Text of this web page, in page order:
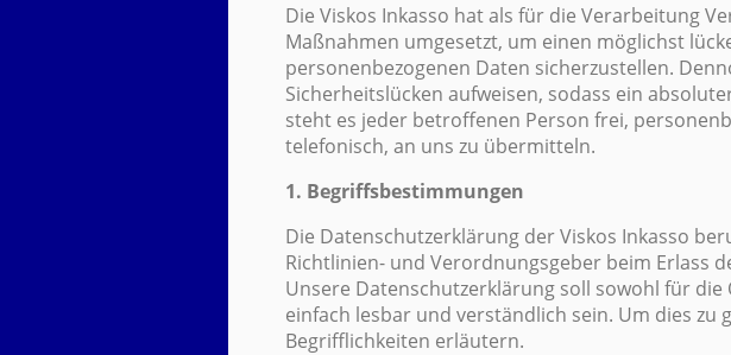
Die Viskos Inkasso hat als für die Verarbeitung
Maßnahmen umgesetzt, um einen möglichst
personenbezogenen Daten sicherzustellen.
Sicherheitslücken aufweisen, sodass ein
steht es jeder betroffenen Person frei,
telefonisch, an uns zu übermitteln.
1. Begriffsbestimmungen
Die Datenschutzerklärung der Viskos Inkasso
Richtlinien- und Verordnungsgeber beim Erlass
Unsere Datenschutzerklärung soll sowohl für
einfach lesbar und verständlich sein. Um dies
Begrifflichkeiten erläutern.